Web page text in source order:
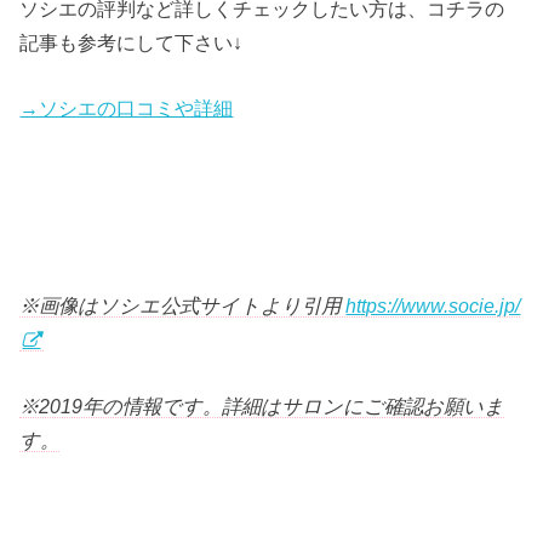
ソシエの評判など詳しくチェックしたい方は、コチラの
記事も参考にして下さい↓
→ソシエの口コミや詳細
※画像はソシエ公式サイトより引用https://www.socie.jp/
※2019年の情報です。詳細はサロンにご確認お願いま
す。